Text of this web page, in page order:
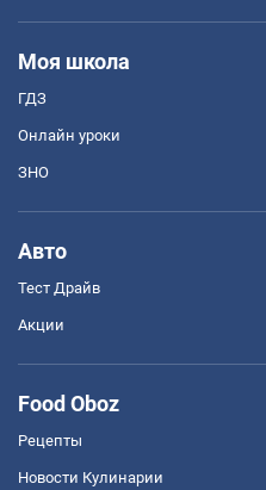
Моя школа
ГДЗ
Онлайн уроки
ЗНО
Авто
Тест Драйв
Акции
Food Oboz
Рецепты
Новости Кулинарии